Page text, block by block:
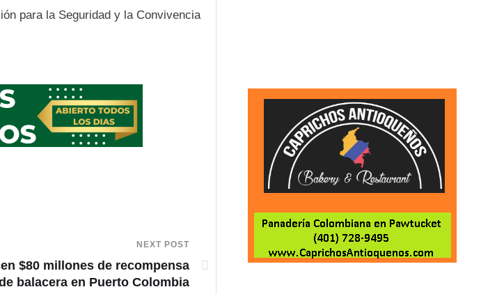
para la Seguridad y la Convivencia
NEXT POST
$80 millones de recompensa
balacera en Puerto Colombia